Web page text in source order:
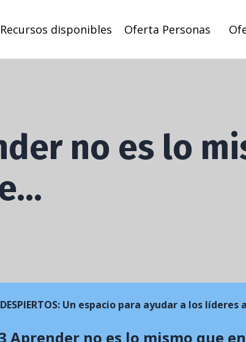
Recursos disponibles Oferta Personas
no es lo